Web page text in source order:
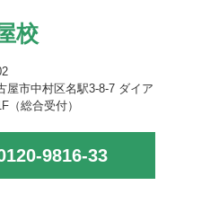
校
屋市中村区名駅3-8-7 ダイア
（総合受付）
9816-33